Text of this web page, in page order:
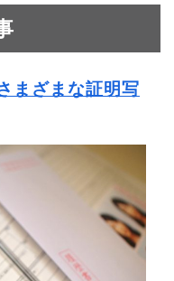
まざまな証明写